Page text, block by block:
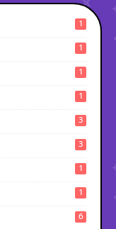
1
1
1
1
3
3
1
1
6